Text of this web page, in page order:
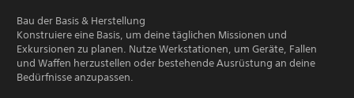
Bau der Basis & Herstellung
Konstruiere eine Basis, um deine täglichen Missionen und
Exkursionen zu planen. Nutze Werkstationen, um Geräte, Fallen
und Waffen herzustellen oder bestehende Ausrüstung an deine
Bedürfnisse anzupassen.